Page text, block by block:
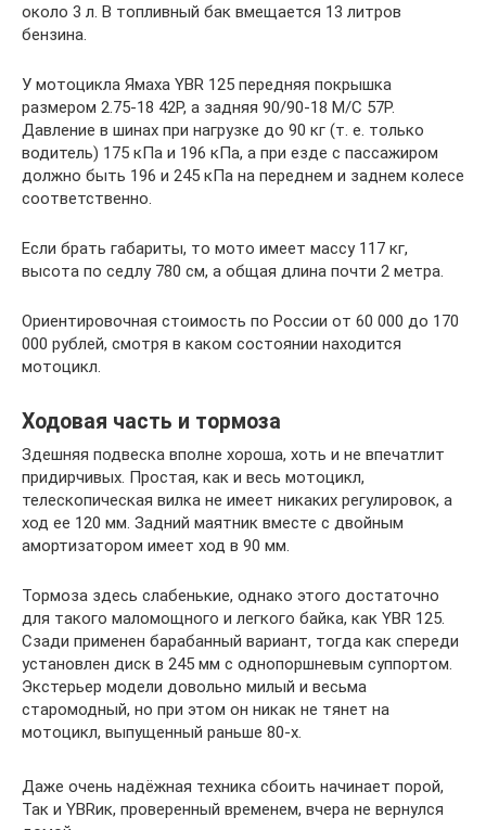
около 3 л. В топливный бак вмещается 13 литров
бензина.
У мотоцикла Ямаха YBR 125 передняя покрышка
размером 2.75-18 42P, а задняя 90/90-18 M/C 57P.
Давление в шинах при нагрузке до 90 кг (т. е. только
водитель) 175 кПа и 196 кПа, а при езде с пассажиром
должно быть 196 и 245 кПа на переднем и заднем колесе
соответственно.
Если брать габариты, то мото имеет массу 117 кг,
высота по седлу 780 см, а общая длина почти 2 метра.
Ориентировочная стоимость по России от 60 000 до 170
000 рублей, смотря в каком состоянии находится
мотоцикл.
Ходовая часть и тормоза
Здешняя подвеска вполне хороша, хоть и не впечатлит
придирчивых. Простая, как и весь мотоцикл,
телескопическая вилка не имеет никаких регулировок, а
ход ее 120 мм. Задний маятник вместе с двойным
амортизатором имеет ход в 90 мм.
Тормоза здесь слабенькие, однако этого достаточно
для такого маломощного и легкого байка, как YBR 125.
Сзади применен барабанный вариант, тогда как спереди
установлен диск в 245 мм с однопоршневым суппортом.
Экстерьер модели довольно милый и весьма
старомодный, но при этом он никак не тянет на
мотоцикл, выпущенный раньше 80-х.
Даже очень надёжная техника сбоить начинает порой,
Так и YBRик, проверенный временем, вчера не вернулся